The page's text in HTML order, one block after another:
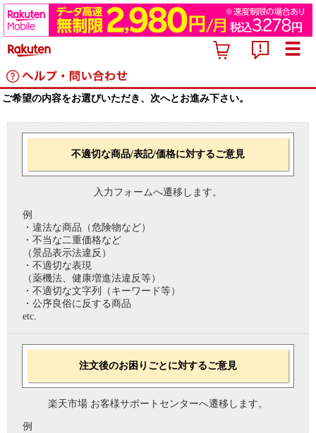
ご希望の内容をお選びいただき、次へとお進み下さい。
不適切な商品/表記/価格に対するご意見
入力フォームへ遷移します。
例
・違法な商品（危険物など）
・不当な二重価格など
（景品表示法違反）
・不適切な表現
（薬機法、健康増進法違反等）
・不適切な文字列（キーワード等）
・公序良俗に反する商品
etc.
注文後のお困りごとに対するご意見
楽天市場 お客様サポートセンターへ遷移します。
例